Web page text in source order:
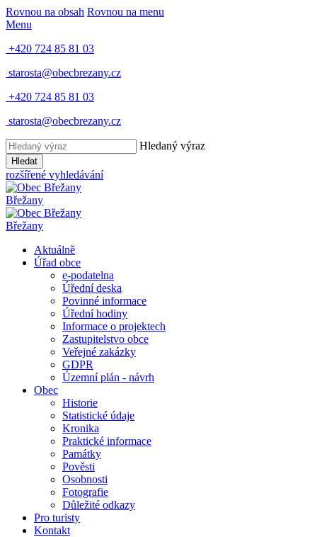
Rovnou na obsah Rovnou na menu
Menu
+420 724 85 81 03
starosta@obecbrezany.cz
+420 724 85 81 03
starosta@obecbrezany.cz
Hledaný výraz
Hledat
rozšířené vyhledávání
Břežany
Břežany
Aktuálně
Úřad obce
e-podatelna
Úřední deska
Povinné informace
Úřední hodiny
Informace o projektech
Zastupitelstvo obce
Veřejné zakázky
GDPR
Územní plán - návrh
Obec
Historie
Statistické údaje
Kronika
Praktické informace
Památky
Pověsti
Osobnosti
Fotografie
Důležité odkazy
Pro turisty
Kontakt